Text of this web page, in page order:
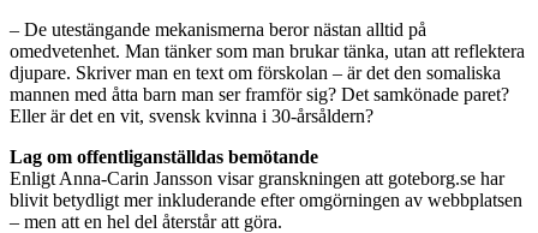
– De utestängande mekanismerna beror nästan alltid på
omedvetenhet. Man tänker som man brukar tänka, utan att reflektera
djupare. Skriver man en text om förskolan – är det den somaliska
mannen med åtta barn man ser framför sig? Det samkönade paret?
Eller är det en vit, svensk kvinna i 30-årsåldern?
Lag om offentliganställdas bemötande
Enligt Anna-Carin Jansson visar granskningen att goteborg.se har
blivit betydligt mer inkluderande efter omgörningen av webbplatsen
– men att en hel del återstår att göra.